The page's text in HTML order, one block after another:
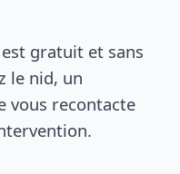
gratuit et sans
le nid, un
vous recontacte